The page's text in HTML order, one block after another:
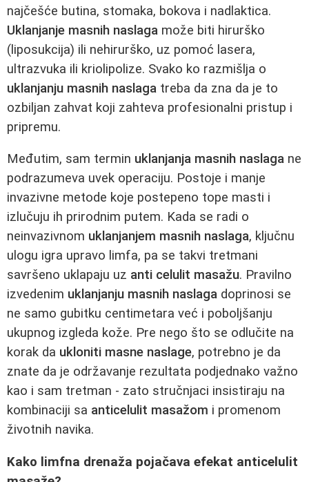
najčešće butina, stomaka, bokova i nadlaktica.
Uklanjanje masnih naslaga može biti hirurško
(liposukcija) ili nehirurško, uz pomoć lasera,
ultrazvuka ili kriolipolize. Svako ko razmišlja o
uklanjanju masnih naslaga treba da zna da je to
ozbiljan zahvat koji zahteva profesionalni pristup i
pripremu.
Međutim, sam termin uklanjanja masnih naslaga ne
podrazumeva uvek operaciju. Postoje i manje
invazivne metode koje postepeno tope masti i
izlučuju ih prirodnim putem. Kada se radi o
neinvazivnom uklanjanjem masnih naslaga, ključnu
ulogu igra upravo limfa, pa se takvi tretmani
savršeno uklapaju uz anti celulit masažu. Pravilno
izvedenim uklanjanju masnih naslaga doprinosi se
ne samo gubitku centimetara već i poboljšanju
ukupnog izgleda kože. Pre nego što se odlučite na
korak da ukloniti masne naslage, potrebno je da
znate da je održavanje rezultata podjednako važno
kao i sam tretman - zato stručnjaci insistiraju na
kombinaciji sa anticelulit masažom i promenom
životnih navika.
Kako limfna drenaža pojačava efekat anticelulit